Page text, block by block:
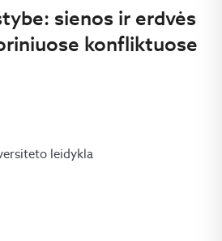
sienos ir erdvės
konfliktuose
leidykla